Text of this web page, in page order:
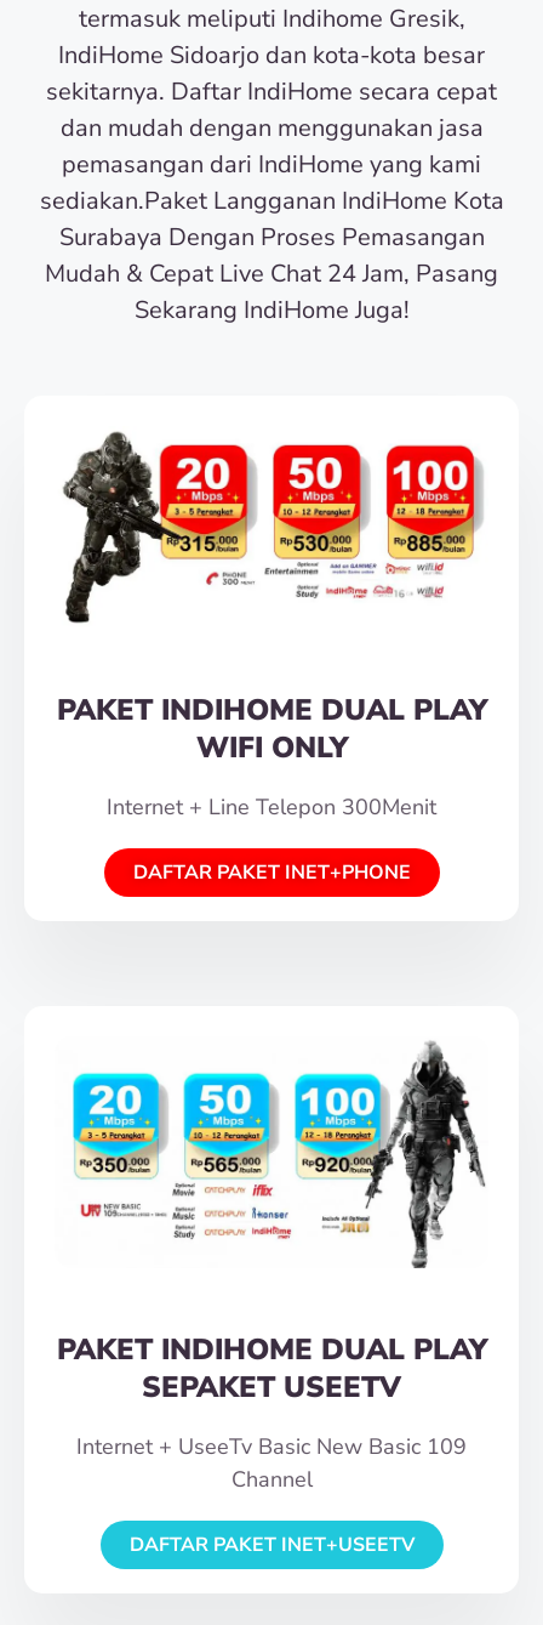
termasuk meliputi Indihome Gresik,
IndiHome Sidoarjo dan kota-kota besar
sekitarnya. Daftar IndiHome secara cepat
dan mudah dengan menggunakan jasa
pemasangan dari IndiHome yang kami
sediakan.Paket Langganan IndiHome Kota
Surabaya Dengan Proses Pemasangan
Mudah & Cepat Live Chat 24 Jam, Pasang
Sekarang IndiHome Juga!
PAKET INDIHOME DUAL PLAY
WIFI ONLY
Internet + Line Telepon 300Menit
DAFTAR PAKET INET+PHONE
PAKET INDIHOME DUAL PLAY
SEPAKET USEETV
Internet + UseeTv Basic New Basic 109
Channel
DAFTAR PAKET INET+USEETV